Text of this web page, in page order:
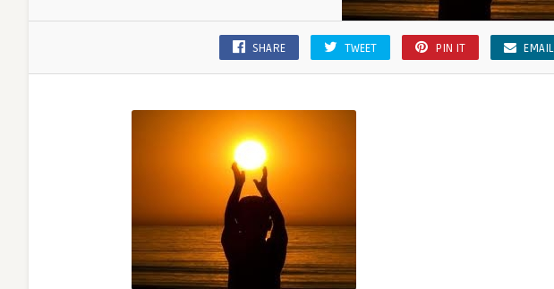
SHARE TWEET PIN IT EMAIL